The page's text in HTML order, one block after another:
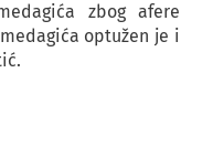
zbog afere
optužen je i